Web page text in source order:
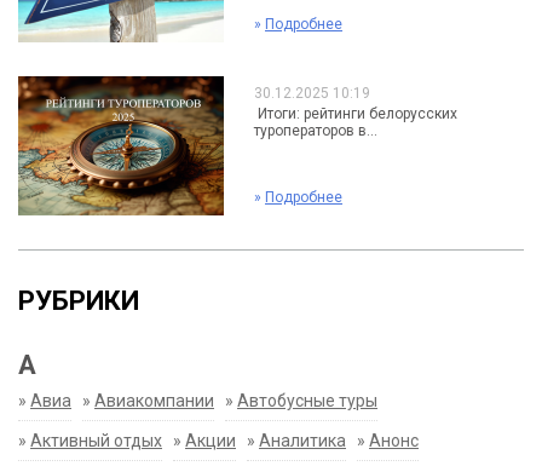
» Подробнее
30.12.2025 10:19
Итоги: рейтинги белорусских
туроператоров в...
» Подробнее
РУБРИКИ
А
» Авиа » Авиакомпании » Автобусные туры
» Активный отдых » Акции » Аналитика » Анонс